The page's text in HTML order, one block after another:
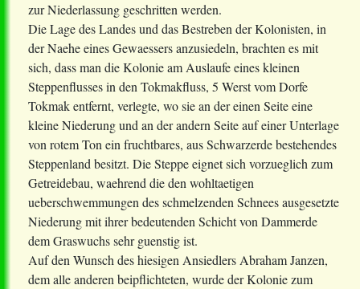
zur Niederlassung geschritten werden.
Die Lage des Landes und das Bestreben der Kolonisten, in
der Naehe eines Gewaessers anzusiedeln, brachten es mit
sich, dass man die Kolonie am Auslaufe eines kleinen
Steppenflusses in den Tokmakfluss, 5 Werst vom Dorfe
Tokmak entfernt, verlegte, wo sie an der einen Seite eine
kleine Niederung und an der andern Seite auf einer Unterlage
von rotem Ton ein fruchtbares, aus Schwarzerde bestehendes
Steppenland besitzt. Die Steppe eignet sich vorzueglich zum
Getreidebau, waehrend die den wohltaetigen
ueberschwemmungen des schmelzenden Schnees ausgesetzte
Niederung mit ihrer bedeutenden Schicht von Dammerde
dem Graswuchs sehr guenstig ist.
Auf den Wunsch des hiesigen Ansiedlers Abraham Janzen,
dem alle anderen beipflichteten, wurde der Kolonie zum